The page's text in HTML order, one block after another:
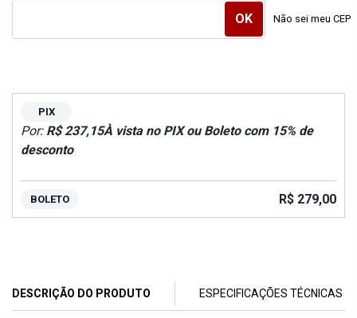
Não sei meu CEP
PIX
Por: R$ 237,15À vista no PIX ou Boleto com 15% de
desconto
BOLETO R$ 279,00
DESCRIÇÃO DO PRODUTO ESPECIFICAÇÕES TÉCNICAS